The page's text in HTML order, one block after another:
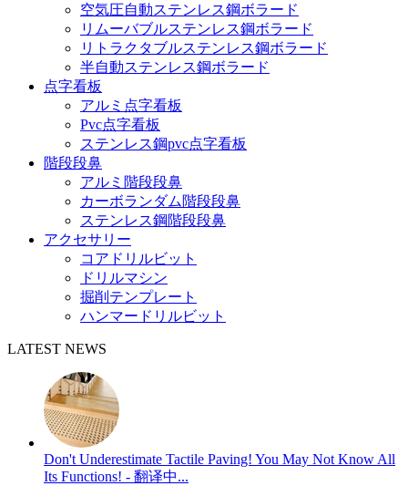
空気圧自動ステンレス鋼ボラード
リムーバブルステンレス鋼ボラード
リトラクタブルステンレス鋼ボラード
半自動ステンレス鋼ボラード
点字看板
アルミ点字看板
Pvc点字看板
ステンレス鋼pvc点字看板
階段段鼻
アルミ階段段鼻
カーボランダム階段段鼻
ステンレス鋼階段段鼻
アクセサリー
コアドリルビット
ドリルマシン
掘削テンプレート
ハンマードリルビット
LATEST NEWS
Don't Underestimate Tactile Paving! You May Not Know All
Its Functions! - 翻译中...